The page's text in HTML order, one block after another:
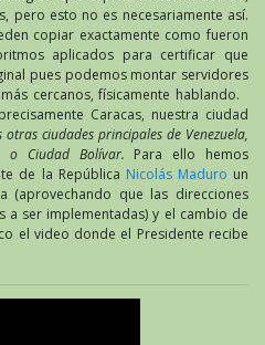
pero esto no es necesariamente así.
copiar exactamente como fueron
aplicados para certificar que
pues podemos montar servidores
cercanos, físicamente hablando.
Caracas, nuestra ciudad
ciudades principales de Venezuela,
o Ciudad Bolívar. Para ello hemos
de la República Nicolás Maduro un
(aprovechando que las direcciones
a ser implementadas) y el cambio de
el video donde el Presidente recibe